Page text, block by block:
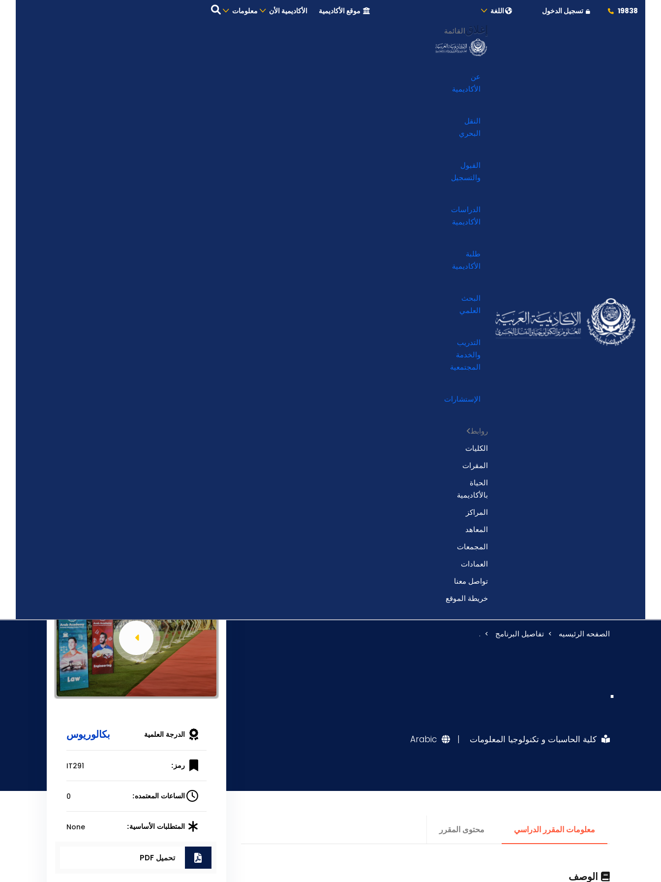
19838 تسجيل الدخول اللغة موقع الأكاديمية الأكاديمية الأن معلومات
إغلاق القائمة
عن
الأكاديمية
النقل
البحري
القبول
والتسجيل
الدراسات
الأكاديمية
طلبة
الأكاديمية
البحث
العلمي
التدريب
والخدمة
المجتمعية
الإستشارات
روابط
الكليات
المقرات
الحياة
بالأكاديمية
المراكز
المعاهد
المجمعات
العمادات
تواصل معنا
خريطة الموقع
الصفحه الرئيسيه تفاصيل البرنامج .
.
كلية الحاسبات و تكنولوجيا المعلومات |
Arabic
معلومات المقرر الدراسي محتوى المقرر
الوصف
الدرجة العلمية بكالوريوس
رمز: IT291
الساعات المعتمده: 0
المتطلبات الأساسية: None
تحميل PDF